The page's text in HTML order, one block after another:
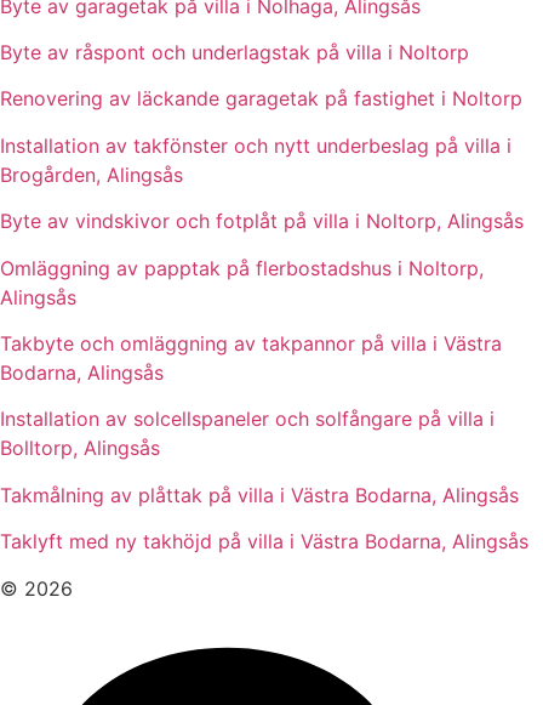
Byte av garagetak på villa i Nolhaga, Alingsås
Byte av råspont och underlagstak på villa i Noltorp
Renovering av läckande garagetak på fastighet i Noltorp
Installation av takfönster och nytt underbeslag på villa i
Brogården, Alingsås
Byte av vindskivor och fotplåt på villa i Noltorp, Alingsås
Omläggning av papptak på flerbostadshus i Noltorp,
Alingsås
Takbyte och omläggning av takpannor på villa i Västra
Bodarna, Alingsås
Installation av solcellspaneler och solfångare på villa i
Bolltorp, Alingsås
Takmålning av plåttak på villa i Västra Bodarna, Alingsås
Taklyft med ny takhöjd på villa i Västra Bodarna, Alingsås
© 2026